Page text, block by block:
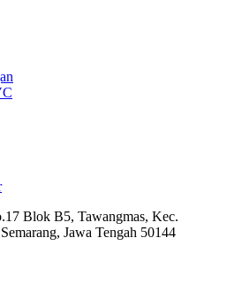
Blok B5, Tawangmas, Kec.
Jawa Tengah 50144